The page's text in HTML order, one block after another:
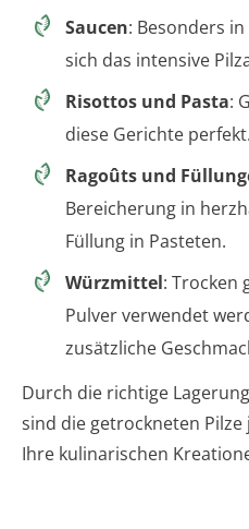
Saucen: Besonders
sich das intensive
Risottos und Pasta:
diese Gerichte perfekt.
Ragoûts und
Bereicherung in
Füllung in Pasteten.
Würzmittel: Trocken
Pulver verwendet
zusätzliche
Durch die richtige
sind die getrockneten
Ihre kulinarischen